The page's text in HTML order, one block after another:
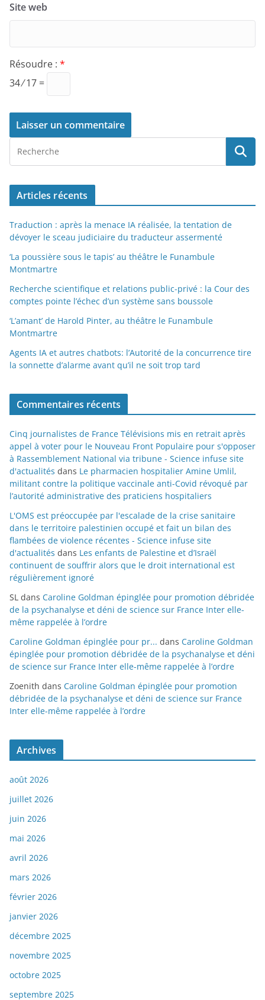
Site web
Résoudre : *
34 ⁄ 17 =
Articles récents
Traduction : après la menace IA réalisée, la tentation de
dévoyer le sceau judiciaire du traducteur assermenté
‘La poussière sous le tapis’ au théâtre le Funambule
Montmartre
Recherche scientifique et relations public-privé : la Cour des
comptes pointe l’échec d’un système sans boussole
‘L’amant’ de Harold Pinter, au théâtre le Funambule
Montmartre
Agents IA et autres chatbots: l’Autorité de la concurrence tire
la sonnette d’alarme avant qu’il ne soit trop tard
Commentaires récents
Cinq journalistes de France Télévisions mis en retrait après
appel à voter pour le Nouveau Front Populaire pour s'opposer
à Rassemblement National via tribune - Science infuse site
d'actualités dans Le pharmacien hospitalier Amine Umlil,
militant contre la politique vaccinale anti-Covid révoqué par
l’autorité administrative des praticiens hospitaliers
L'OMS est préoccupée par l'escalade de la crise sanitaire
dans le territoire palestinien occupé et fait un bilan des
flambées de violence récentes - Science infuse site
d'actualités dans Les enfants de Palestine et d’Israël
continuent de souffrir alors que le droit international est
régulièrement ignoré
SL dans Caroline Goldman épinglée pour promotion débridée
de la psychanalyse et déni de science sur France Inter elle-
même rappelée à l’ordre
Caroline Goldman épinglée pour pr... dans Caroline Goldman
épinglée pour promotion débridée de la psychanalyse et déni
de science sur France Inter elle-même rappelée à l’ordre
Zoenith dans Caroline Goldman épinglée pour promotion
débridée de la psychanalyse et déni de science sur France
Inter elle-même rappelée à l’ordre
Archives
août 2026
juillet 2026
juin 2026
mai 2026
avril 2026
mars 2026
février 2026
janvier 2026
décembre 2025
novembre 2025
octobre 2025
septembre 2025